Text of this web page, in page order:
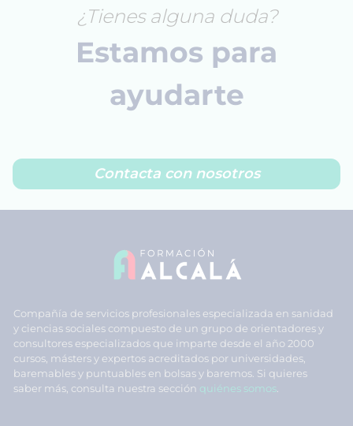
¿Tienes alguna duda?
Estamos para
ayudarte
Contacta con nosotros
Compañía de servicios profesionales especializada en sanidad
y ciencias sociales compuesto de un grupo de orientadores y
consultores especializados que imparte desde el año 2000
cursos, másters y expertos acreditados por universidades,
baremables y puntuables en bolsas y baremos. Si quieres
saber más, consulta nuestra sección quiénes somos.